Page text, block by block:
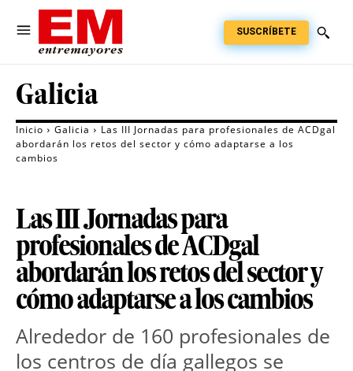
SUSCRÍBETE
Galicia
Inicio Galicia
Las III Jornadas para profesionales de ACDgal
abordarán los retos del sector y cómo adaptarse a los
cambios
Las III Jornadas para
profesionales de ACDgal
abordarán los retos del sector y
cómo adaptarse a los cambios
Alrededor de 160 profesionales de
los centros de día gallegos se